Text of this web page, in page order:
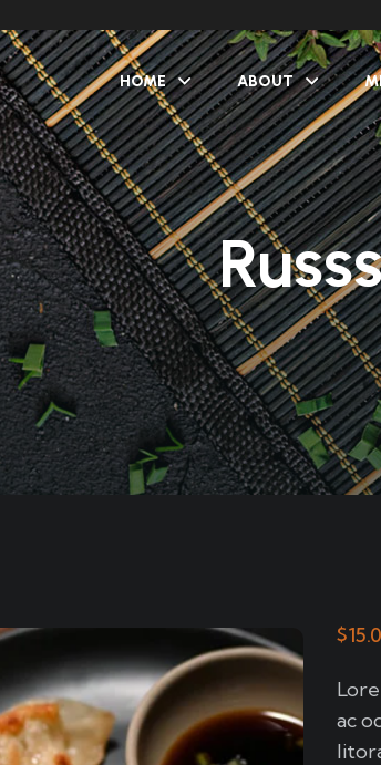
HOME ABOUT
$
ac